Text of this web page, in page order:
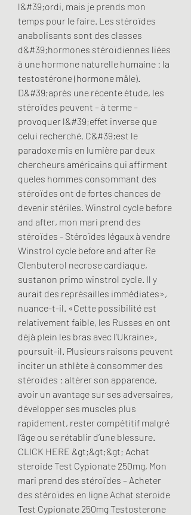
l&#39;ordi, mais je prends mon
temps pour le faire. Les stéroïdes
anabolisants sont des classes
d&#39;hormones stéroïdiennes liées
à une hormone naturelle humaine : la
testostérone (hormone mâle).
D&#39;après une récente étude, les
stéroïdes peuvent – à terme –
provoquer l&#39;effet inverse que
celui recherché. C&#39;est le
paradoxe mis en lumière par deux
chercheurs américains qui affirment
queles hommes consommant des
stéroïdes ont de fortes chances de
devenir stériles. Winstrol cycle before
and after, mon mari prend des
stéroïdes - Stéroïdes légaux à vendre
Winstrol cycle before and after Re
Clenbuterol necrose cardiaque,
sustanon primo winstrol cycle. Il y
aurait des représailles immédiates»,
nuance-t-il. «Cette possibilité est
relativement faible, les Russes en ont
déjà plein les bras avec l’Ukraine»,
poursuit-il. Plusieurs raisons peuvent
inciter un athlète à consommer des
stéroïdes : altérer son apparence,
avoir un avantage sur ses adversaires,
développer ses muscles plus
rapidement, rester compétitif malgré
l’âge ou se rétablir d’une blessure.
CLICK HERE &gt;&gt;&gt; Achat
steroide Test Cypionate 250mg, Mon
mari prend des stéroïdes – Acheter
des stéroïdes en ligne Achat steroide
Test Cypionate 250mg Testosterone